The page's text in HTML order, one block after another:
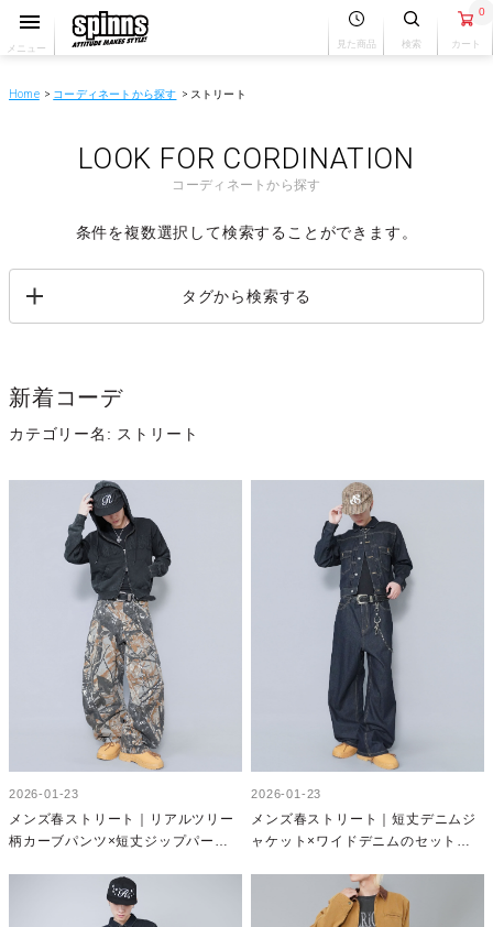
メニュー 見た商品 検索
0
カート
Home コーディネートから探す ストリート
LOOK FOR CORDINATION
コーディネートから探す
条件を複数選択して検索することができます。
タグから検索する
新着コーデ
カテゴリー名: ストリート
2026-01-23
メンズ春ストリート｜リアルツリー
柄カーブパンツ×短丈ジップパーカ
2026-01-23
メンズ春ストリート｜短丈デニムジ
ャケット×ワイドデニムのセットア